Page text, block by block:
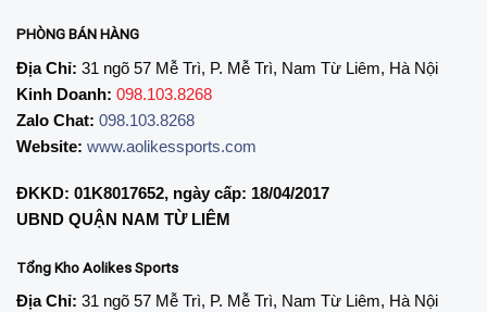
PHÒNG BÁN HÀNG
Địa Chỉ: 31 ngõ 57 Mễ Trì, P. Mễ Trì, Nam Từ Liêm, Hà Nội
Kinh Doanh: 098.103.8268
Zalo Chat: 098.103.8268
Website: www.aolikessports.com
ĐKKD: 01K8017652, ngày cấp: 18/04/2017
UBND QUẬN NAM TỪ LIÊM
Tổng Kho Aolikes Sports
Địa Chỉ: 31 ngõ 57 Mễ Trì, P. Mễ Trì, Nam Từ Liêm, Hà Nội